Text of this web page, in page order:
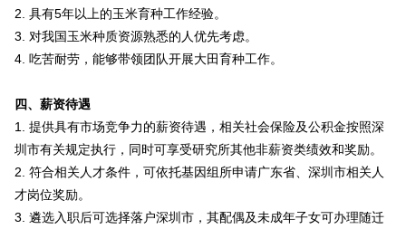
2. 具有5年以上的玉米育种工作经验。
3. 对我国玉米种质资源熟悉的人优先考虑。
4. 吃苦耐劳，能够带领团队开展大田育种工作。
四、薪资待遇
1. 提供具有市场竞争力的薪资待遇，相关社会保险及公积金按照深
圳市有关规定执行，同时可享受研究所其他非薪资类绩效和奖励。
2. 符合相关人才条件，可依托基因组所申请广东省、深圳市相关人
才岗位奖励。
3. 遴选入职后可选择落户深圳市，其配偶及未成年子女可办理随迁